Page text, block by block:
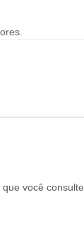
você